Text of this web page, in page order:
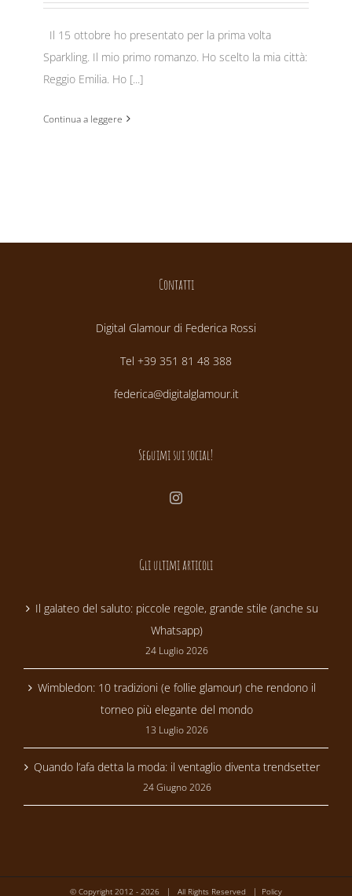
Il 15 ottobre ho presentato per la prima volta
Sparkling. Il mio primo romanzo. Ho scelto la mia città:
Reggio Emilia. Ho [...]
Continua a leggere
Contatti
Digital Glamour di Federica Rossi
Tel +39 351 81 48 388
federica@digitalglamour.it
Seguimi sui social!
Gli ultimi articoli
Il galateo del saluto: piccole regole, grande stile (anche su
Whatsapp)
24 Luglio 2026
Wimbledon: 10 tradizioni (e follie glamour) che rendono il
torneo più elegante del mondo
13 Luglio 2026
Quando l’afa detta la moda: il ventaglio diventa trendsetter
24 Giugno 2026
© Copyright 2012 - 2026 | All Rights Reserved | Policy